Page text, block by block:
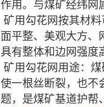
作用。与煤矿经纬网
矿用勾花网按其材料
面平整、美观大方、
具有整体和边网强度
矿用勾花网用途：
使一根丝断裂，也不
题，是煤矿基道护帮